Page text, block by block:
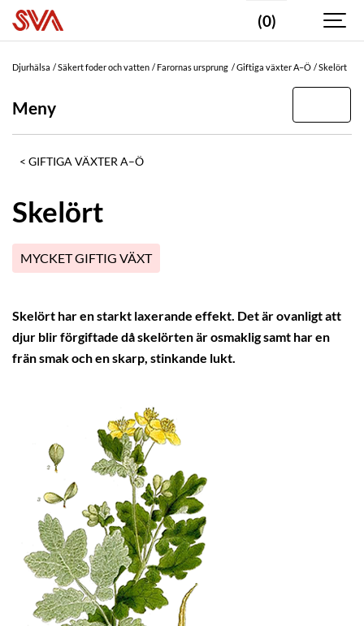
(0)
Djurhälsa Säkert foder och vatten Farornas ursprung Giftiga växter A–Ö Skelört
Meny
GIFTIGA VÄXTER A–Ö
Skelört
MYCKET GIFTIG VÄXT
Skelört har en starkt laxerande effekt. Det är ovanligt att
djur blir förgiftade då skelörten är osmaklig samt har en
frän smak och en skarp, stinkande lukt.